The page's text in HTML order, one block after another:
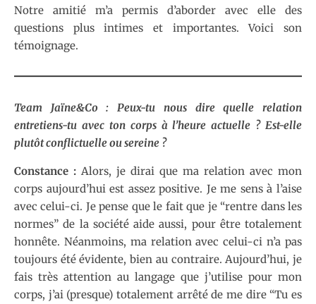
Notre amitié m’a permis d’aborder avec elle des
questions plus intimes et importantes. Voici son
témoignage.
Team Jaïne&Co : Peux-tu nous dire quelle relation
entretiens-tu avec ton corps à l’heure actuelle ? Est-elle
plutôt conflictuelle ou sereine ?
Constance : Alors, je dirai que ma relation avec mon
corps aujourd’hui est assez positive. Je me sens à l’aise
avec celui-ci. Je pense que le fait que je “rentre dans les
normes” de la société aide aussi, pour être totalement
honnête. Néanmoins, ma relation avec celui-ci n’a pas
toujours été évidente, bien au contraire. Aujourd’hui, je
fais très attention au langage que j’utilise pour mon
corps, j’ai (presque) totalement arrêté de me dire “Tu es